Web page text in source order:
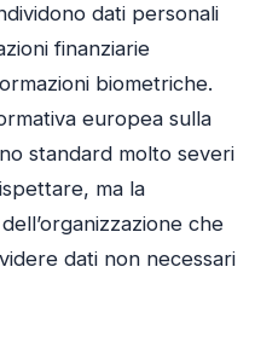
dati personali
finanziarie
biometriche.
europea sulla
standard molto severi
ma la
che
dati non necessari